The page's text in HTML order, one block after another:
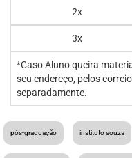
2x
3x
*Caso Aluno queira
seu endereço, pelos
separadamente.
pós-graduação instituto souza